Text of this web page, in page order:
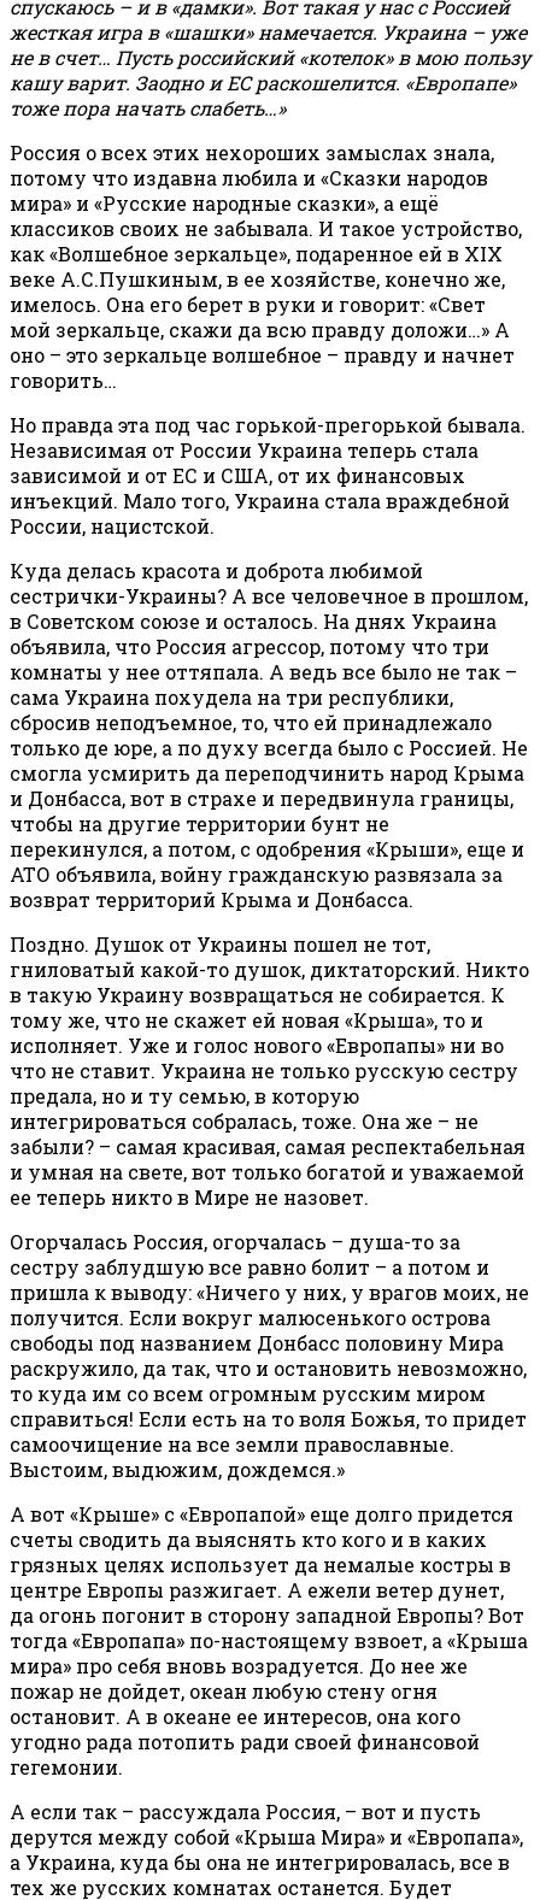
спускаюсь – и в «дамки». Вот такая у нас с Россией
жесткая игра в «шашки» намечается. Украина – уже
не в счет… Пусть российский «котелок» в мою пользу
кашу варит. Заодно и ЕС раскошелится. «Европапе»
тоже пора начать слабеть…»
Россия о всех этих нехороших замыслах знала,
потому что издавна любила и «Сказки народов
мира» и «Русские народные сказки», а ещё
классиков своих не забывала. И такое устройство,
как «Волшебное зеркальце», подаренное ей в XIX
веке А.С.Пушкиным, в ее хозяйстве, конечно же,
имелось. Она его берет в руки и говорит: «Свет
мой зеркальце, скажи да всю правду доложи…» А
оно – это зеркальце волшебное – правду и начнет
говорить…
Но правда эта под час горькой-прегорькой бывала.
Независимая от России Украина теперь стала
зависимой и от ЕС и США, от их финансовых
инъекций. Мало того, Украина стала враждебной
России, нацистской.
Куда делась красота и доброта любимой
сестрички-Украины? А все человечное в прошлом,
в Советском союзе и осталось. На днях Украина
объявила, что Россия агрессор, потому что три
комнаты у нее оттяпала. А ведь все было не так –
сама Украина похудела на три республики,
сбросив неподъемное, то, что ей принадлежало
только де юре, а по духу всегда было с Россией. Не
смогла усмирить да переподчинить народ Крыма
и Донбасса, вот в страхе и передвинула границы,
чтобы на другие территории бунт не
перекинулся, а потом, с одобрения «Крыши», еще и
АТО объявила, войну гражданскую развязала за
возврат территорий Крыма и Донбасса.
Поздно. Душок от Украины пошел не тот,
гниловатый какой-то душок, диктаторский. Никто
в такую Украину возвращаться не собирается. К
тому же, что не скажет ей новая «Крыша», то и
исполняет. Уже и голос нового «Европапы» ни во
что не ставит. Украина не только русскую сестру
предала, но и ту семью, в которую
интегрироваться собралась, тоже. Она же – не
забыли? – самая красивая, самая респектабельная
и умная на свете, вот только богатой и уважаемой
ее теперь никто в Мире не назовет.
Огорчалась Россия, огорчалась – душа-то за
сестру заблудшую все равно болит – а потом и
пришла к выводу: «Ничего у них, у врагов моих, не
получится. Если вокруг малюсенького острова
свободы под названием Донбасс половину Мира
раскружило, да так, что и остановить невозможно,
то куда им со всем огромным русским миром
справиться! Если есть на то воля Божья, то придет
самоочищение на все земли православные.
Выстоим, выдюжим, дождемся.»
А вот «Крыше» с «Европапой» еще долго придется
счеты сводить да выяснять кто кого и в каких
грязных целях использует да немалые костры в
центре Европы разжигает. А ежели ветер дунет,
да огонь погонит в сторону западной Европы? Вот
тогда «Европапа» по-настоящему взвоет, а «Крыша
мира» про себя вновь возрадуется. До нее же
пожар не дойдет, океан любую стену огня
остановит. А в океане ее интересов, она кого
угодно рада потопить ради своей финансовой
гегемонии.
А если так – рассуждала Россия, – вот и пусть
дерутся между собой «Крыша Мира» и «Европапа»,
а Украина, куда бы она не интегрировалась, все в
тех же русских комнатах останется. Будет